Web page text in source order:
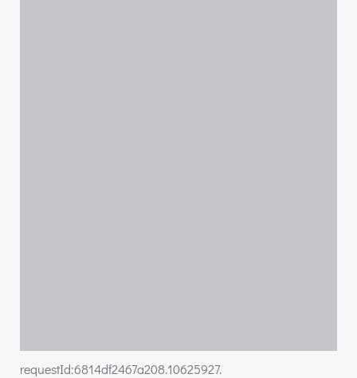
requestId:6814df2467a208.10625927.